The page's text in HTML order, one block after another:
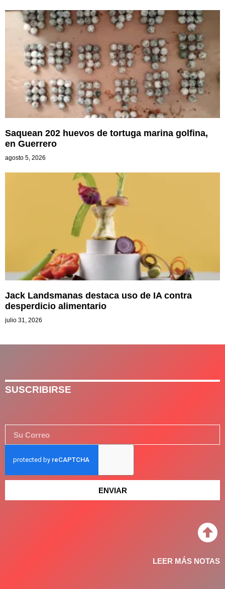
Saquean 202 huevos de tortuga marina golfina,
en Guerrero
agosto 5, 2026
Jack Landsmanas destaca uso de IA contra
desperdicio alimentario
julio 31, 2026
SUSCRIBIRSE
ENVIAR
LEER MÁS NOTAS